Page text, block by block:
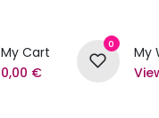
My Cart
0,00 €
0
My